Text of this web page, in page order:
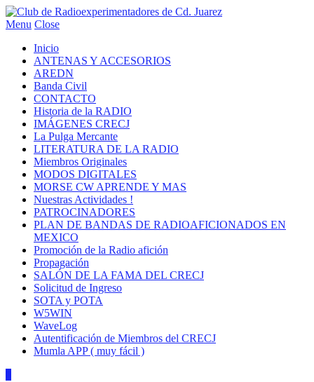
Menu Close
Inicio
ANTENAS Y ACCESORIOS
AREDN
Banda Civil
CONTACTO
Historia de la RADIO
IMÁGENES CRECJ
La Pulga Mercante
LITERATURA DE LA RADIO
Miembros Originales
MODOS DIGITALES
MORSE CW APRENDE Y MAS
Nuestras Actividades !
PATROCINADORES
PLAN DE BANDAS DE RADIOAFICIONADOS EN
MEXICO
Promoción de la Radio afición
Propagación
SALÓN DE LA FAMA DEL CRECJ
Solicitud de Ingreso
SOTA y POTA
W5WIN
WaveLog
Autentificación de Miembros del CRECJ
Mumla APP ( muy fácil )